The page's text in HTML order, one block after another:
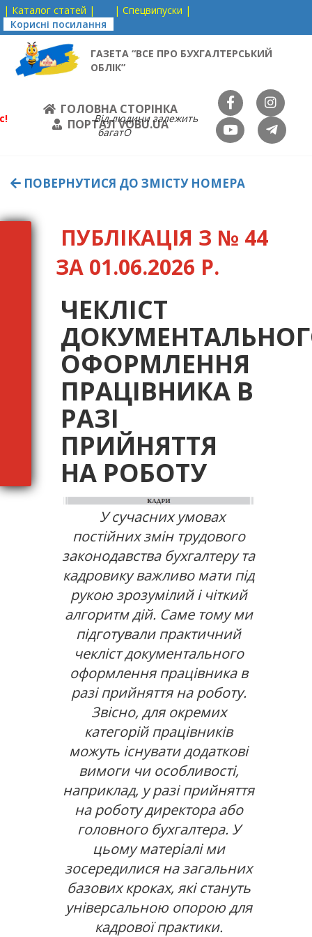
| Каталог статей |
| Спецвипуски |
Корисні посилання
ГАЗЕТА “ВСЕ ПРО БУХГАЛТЕРСЬКИЙ
ОБЛІК”
ГОЛОВНА СТОРІНКА
ПОРТАЛ VOBU.UA
Від людини залежить
багатО
ПОВЕРНУТИСЯ ДО ЗМІСТУ НОМЕРА
ПУБЛІКАЦІЯ З № 44
ЗА 01.06.2026 Р.
ЧЕКЛІСТ
ОФОРМЛЕННЯ
ПРАЦІВНИКА В
РАЗІ
ПРИЙНЯТТЯ
НА РОБОТУ
У сучасних умовах
постійних змін трудового
законодавства бухгалтеру та
кадровику важливо мати під
рукою зрозумілий і чіткий
алгоритм дій. Саме тому ми
підготували практичний
чекліст документального
оформлення працівника в
разі прийняття на роботу.
Звісно, для окремих
категорій працівників
можуть існувати додаткові
вимоги чи особливості,
наприклад, у разі прийняття
на роботу директора або
головного бухгалтера. У
цьому матеріалі ми
зосередилися на загальних
базових кроках, які стануть
універсальною опорою для
кадрової практики.